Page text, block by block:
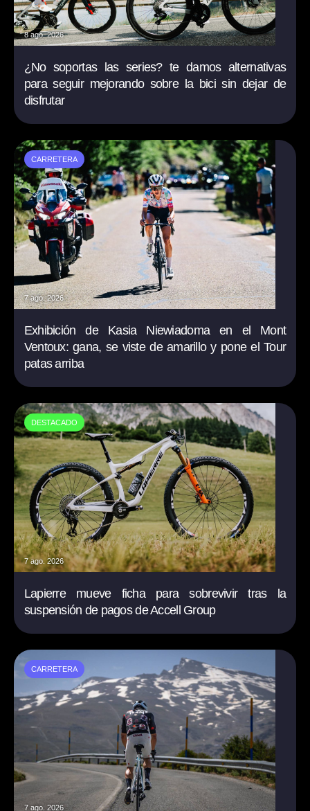
8 ago. 2026
¿No soportas las series? te damos alternativas
para seguir mejorando sobre la bici sin dejar de
disfrutar
CARRETERA
7 ago. 2026
Exhibición de Kasia Niewiadoma en el Mont
Ventoux: gana, se viste de amarillo y pone el Tour
patas arriba
DESTACADO
7 ago. 2026
Lapierre mueve ficha para sobrevivir tras la
suspensión de pagos de Accell Group
CARRETERA
7 ago. 2026